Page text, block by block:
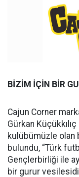
BİZİM İÇİN BİR
Cajun Corner
Gürkan
kulübümüzle olan
bulundu, “Türk
Gençlerbirliği ile
bir gurur